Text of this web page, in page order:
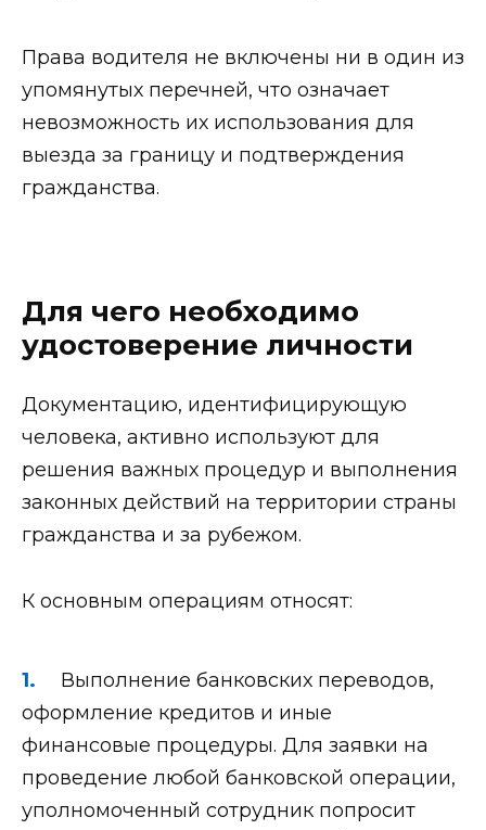
Права водителя не включены ни в один из
упомянутых перечней, что означает
невозможность их использования для
выезда за границу и подтверждения
гражданства.
Для чего необходимо
удостоверение личности
Документацию, идентифицирующую
человека, активно используют для
решения важных процедур и выполнения
законных действий на территории страны
гражданства и за рубежом.
К основным операциям относят:
Выполнение банковских переводов,
оформление кредитов и иные
финансовые процедуры. Для заявки на
проведение любой банковской операции,
уполномоченный сотрудник попросит